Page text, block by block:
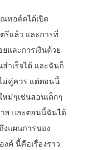
ทอด์ดได้เปิด
รีแล้ว และการที่
และการเงินด้วย
ำเร็จได้ และฉันก็
ม่คู่ควร แต่ตอนนี้
ม่ๆเช่นสอนเด็กๆ
ส และตอนนี้ฉันได้
งแผนการของ
ค์ นี้คือเรื่องราว